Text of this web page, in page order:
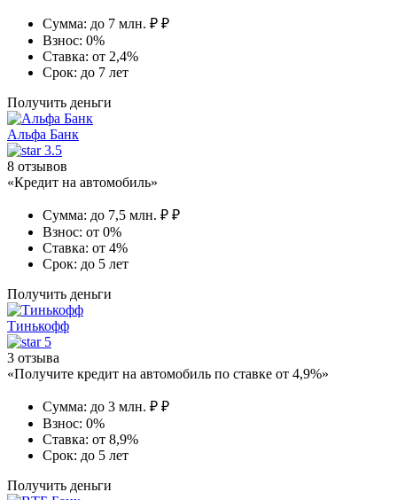
Сумма: до 7 млн. ₽ ₽
Взнос: 0%
Ставка: от 2,4%
Срок: до 7 лет
Получить деньги
Альфа Банк
3.5
8 отзывов
«Кредит на автомобиль»
Сумма: до 7,5 млн. ₽ ₽
Взнос: от 0%
Ставка: от 4%
Срок: до 5 лет
Получить деньги
Тинькофф
5
3 отзыва
«Получите кредит на автомобиль по ставке от 4,9%»
Сумма: до 3 млн. ₽ ₽
Взнос: 0%
Ставка: от 8,9%
Срок: до 5 лет
Получить деньги